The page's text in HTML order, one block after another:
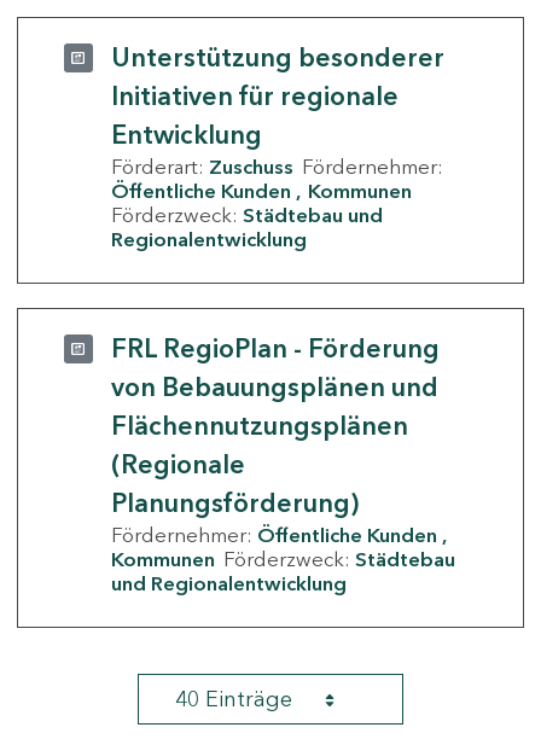
Unterstützung besonderer
Initiativen für regionale
Entwicklung
Förderart: Zuschuss Fördernehmer:
Öffentliche Kunden
Kommunen
Förderzweck: Städtebau und
Regionalentwicklung
FRL RegioPlan - Förderung
von Bebauungsplänen und
Flächennutzungsplänen
(Regionale
Planungsförderung)
Fördernehmer: Öffentliche Kunden
Kommunen Förderzweck: Städtebau
und Regionalentwicklung
40 Einträge